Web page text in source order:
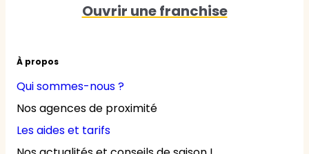
À propos
Qui sommes-nous ?
Nos agences de proximité
Les aides et tarifs
Ouvrir une franchise